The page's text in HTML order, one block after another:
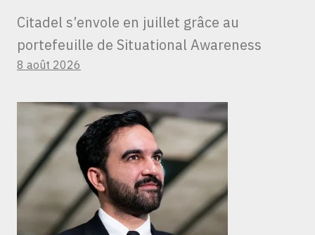
Citadel s’envole en juillet grâce au
portefeuille de Situational Awareness
8 août 2026